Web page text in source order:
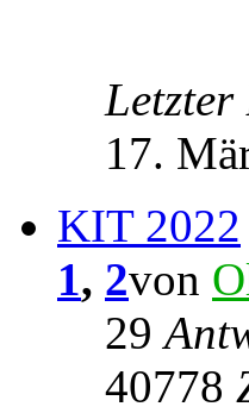
Letzter
17.
KIT 2022
1, 2von
29
40778